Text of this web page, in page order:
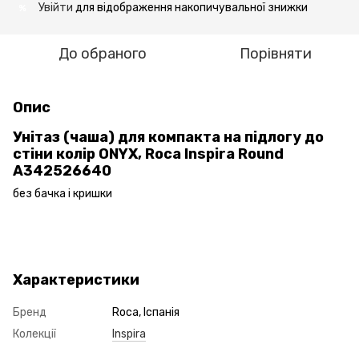
Увійти для відображення накопичувальної знижки
До обраного Порівняти
Опис
Унітаз (чаша) для компакта на підлогу до
стіни колір ONYX, Roca Inspira Round
A342526640
без бачка і кришки
Характеристики
Бренд
Roca, Іспанія
Колекції
Inspira